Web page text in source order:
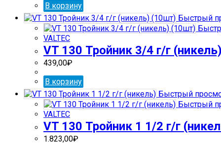
В корзину
Быстрый
VALTEC
VT 130 Тройник 3/4 г/г
439,00₽
В корзину
Быстрый
Быстрый
VALTEC
VT 130 Тройник 1 1/2 г/г
1.823,00₽